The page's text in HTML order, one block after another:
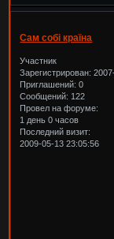
Сам собі країна
Участник
Зарегистрирован:
Приглашений: 0
Сообщений: 122
Провел на форуме:
1 день 0 часов
Последний визит:
2009-05-13 23:05:56